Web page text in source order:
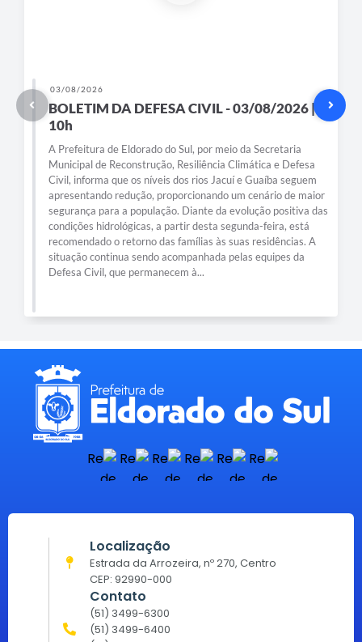
03/08/2026
BOLETIM DA DEFESA CIVIL - 03/08/2026 |
10h
A Prefeitura de Eldorado do Sul, por meio da Secretaria
Municipal de Reconstrução, Resiliência Climática e Defesa
Civil, informa que os níveis dos rios Jacuí e Guaíba seguem
apresentando redução, proporcionando um cenário de maior
segurança para a população. Diante da evolução positiva das
condições hidrológicas, a partir desta segunda-feira, está
recomendado o retorno das famílias às suas residências. A
situação continua sendo acompanhada pelas equipes da
Defesa Civil, que permanecem à...
Localização
Estrada da Arrozeira, nº 270, Centro
CEP: 92990-000
Contato
(51) 3499-6300
(51) 3499-6400